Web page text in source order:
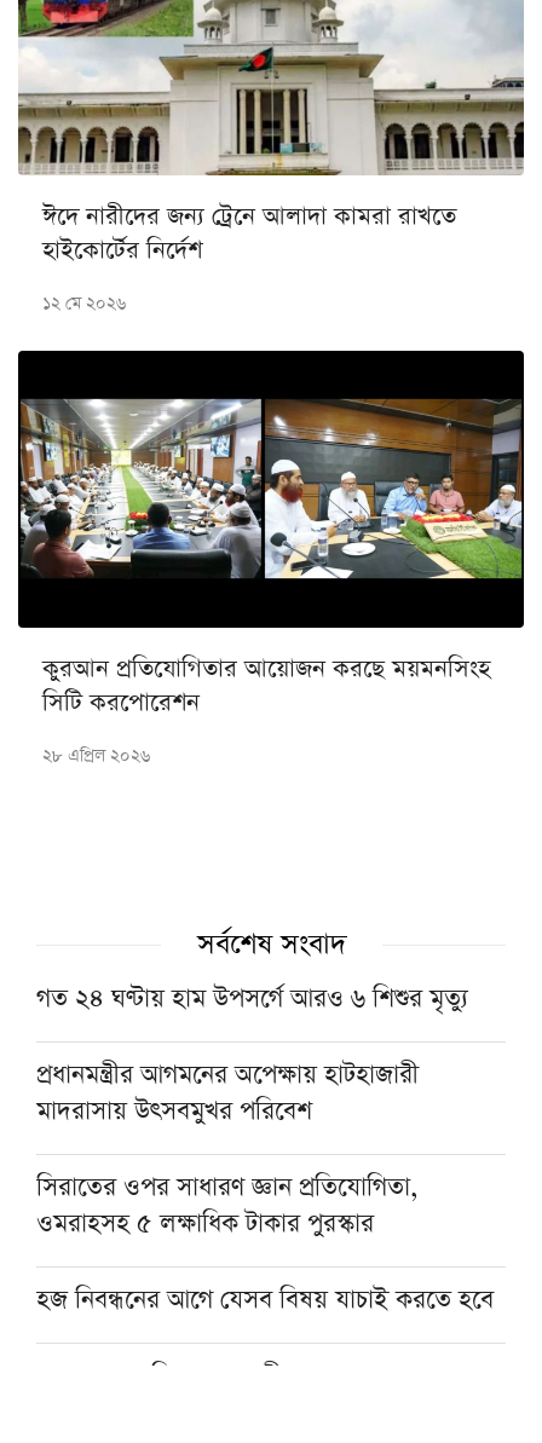
ঈদে নারীদের জন্য ট্রেনে আলাদা কামরা রাখতে
হাইকোর্টের নির্দেশ
১২ মে ২০২৬
কুরআন প্রতিযোগিতার আয়োজন করছে ময়মনসিংহ
সিটি করপোরেশন
২৮ এপ্রিল ২০২৬
সর্বশেষ সংবাদ
গত ২৪ ঘণ্টায় হাম উপসর্গে আরও ৬ শিশুর মৃত্যু
প্রধানমন্ত্রীর আগমনের অপেক্ষায় হাটহাজারী
মাদরাসায় উৎসবমুখর পরিবেশ
সিরাতের ওপর সাধারণ জ্ঞান প্রতিযোগিতা,
ওমরাহসহ ৫ লক্ষাধিক টাকার পুরস্কার
হজ নিবন্ধনের আগে যেসব বিষয় যাচাই করতে হবে
হজের পর অভিনয় ছেড়ে দীনের পথে হাসান মাসুদ